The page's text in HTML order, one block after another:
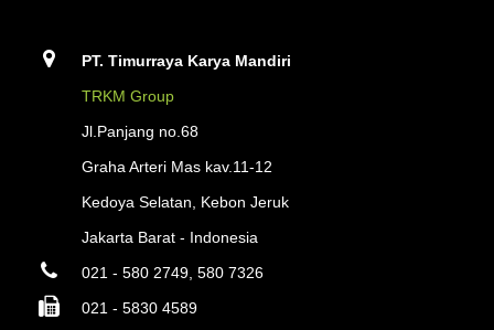
PT. Timurraya Karya Mandiri
TRKM Group
Jl.Panjang no.68
Graha Arteri Mas kav.11-12
Kedoya Selatan, Kebon Jeruk
Jakarta Barat - Indonesia
021 - 580 2749, 580 7326
021 - 5830 4589